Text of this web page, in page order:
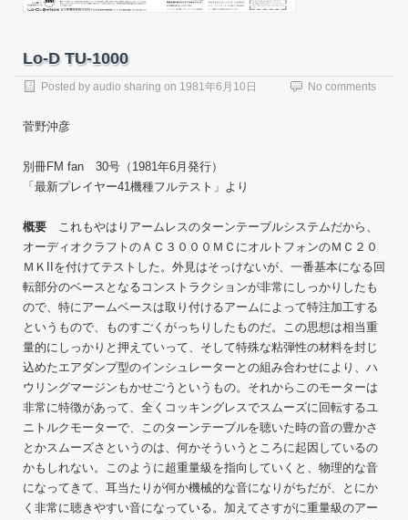
Lo-D TU-1000
Posted by audio sharing on 1981年6月10日 No comments
菅野沖彦
別冊FM fan 30号（1981年6月発行）
「最新プレイヤー41機種フルテスト」より
概要 これもやはりアームレスのターンテーブルシステムだから、
オーディオクラフトのＡＣ３０００ＭＣにオルトフォンのＭＣ２０
ＭＫIIを付けてテストした。外見はそっけないが、一番基本になる回
転部分のベースとなるコンストラクションが非常にしっかりしたも
ので、特にアームベースは取り付けるアームによって特注加工する
というもので、ものすごくがっちりしたものだ。この思想は相当重
量的にしっかりと押えていって、そして特殊な粘弾性の材料を封じ
込めたエアダンプ型のインシュレーターとの組み合わせにより、ハ
ウリングマージンもかせごうというもの。それからこのモーターは
非常に特徴があって、全くコッキングレスでスムーズに回転するユ
ニトルクモーターで、このターンテーブルを聴いた時の音の豊かさ
とかスムーズさというのは、何かそういうところに起因しているの
かもしれない。このように超重量級を指向していくと、物理的な音
になってきて、耳当たりが何か機械的な音になりがちだが、とにか
く非常に聴きやすい音になっている。加えてさすがに重量級のアー